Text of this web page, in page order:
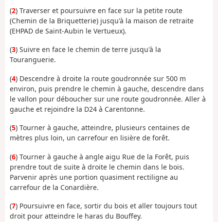
(2) Traverser et poursuivre en face sur la petite route
(Chemin de la Briquetterie) jusqu'à la maison de retraite
(EHPAD de Saint-Aubin le Vertueux).
(3) Suivre en face le chemin de terre jusqu'à la
Touranguerie.
(4) Descendre à droite la route goudronnée sur 500 m
environ, puis prendre le chemin à gauche, descendre dans
le vallon pour déboucher sur une route goudronnée. Aller à
gauche et rejoindre la D24 à Carentonne.
(5) Tourner à gauche, atteindre, plusieurs centaines de
mètres plus loin, un carrefour en lisière de forêt.
(6) Tourner à gauche à angle aigu Rue de la Forêt, puis
prendre tout de suite à droite le chemin dans le bois.
Parvenir après une portion quasiment rectiligne au
carrefour de la Conardière.
(7) Poursuivre en face, sortir du bois et aller toujours tout
droit pour atteindre le haras du Bouffey.